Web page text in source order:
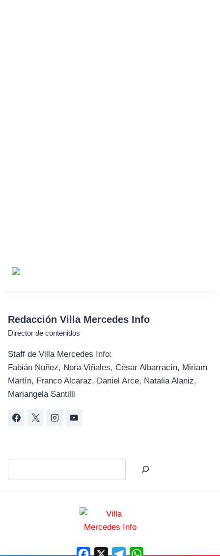
Redacción Villa Mercedes Info
Director de contenidos
Staff de Villa Mercedes Info:
Fabián Nuñez, Nora Viñales, César Albarracín, Miriam
Martín, Franco Alcaraz, Daniel Arce, Natalia Alaniz,
Mariangela Santilli
Facebook
X Telegram